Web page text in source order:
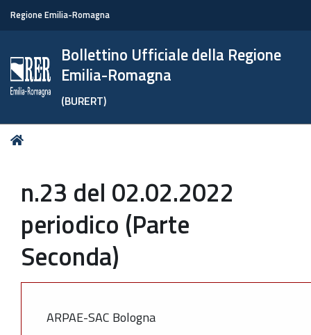
Regione Emilia-Romagna
Bollettino Ufficiale della Regione
Emilia-Romagna
(BURERT)
Tu
n.23 del 02.02.2022
periodico (Parte
Seconda)
ARPAE-SAC Bologna